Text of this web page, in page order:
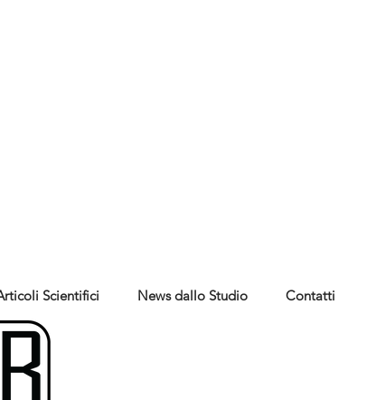
Scientifici News dallo Studio Contatti